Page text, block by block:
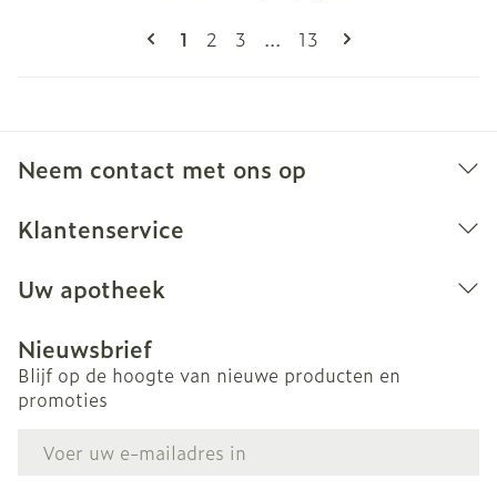
Pagina's
U lees momenteel pagina
1 Pagina
2 Pagina
3 ... Pagina
13
Neem contact met ons op
Klantenservice
Uw apotheek
Nieuwsbrief
Blijf op de hoogte van nieuwe producten en
promoties